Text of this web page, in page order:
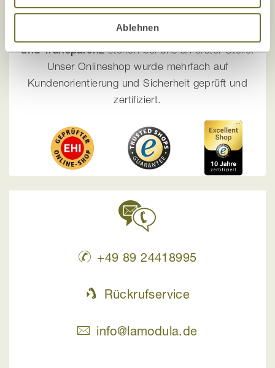
Ablehnen
Ihre Sicherheit liegt uns am Herzen!
Die Zufriedenheit unserer Kunden, Sicherheit
und Transparenzstehen bei uns an erster Stelle!
Unser Onlineshop wurde mehrfach auf
Kundenorientierung und Sicherheit geprüft und
zertifiziert.
+49 89 24418995
Rückrufservice
info@lamodula.de